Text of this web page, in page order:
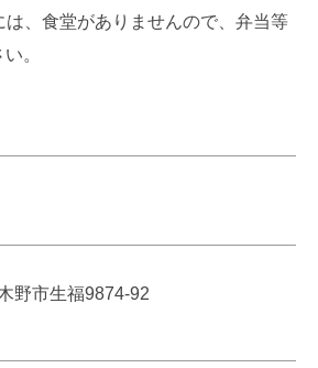
は、食堂がありませんので、弁当等
。
野市生福9874-92